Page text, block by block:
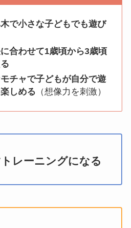
で小さな子どもでも遊び
合わせて1歳頃から3歳頃
チャで子どもが自分で遊
しめる （想像力を刺激）
レーニングになる